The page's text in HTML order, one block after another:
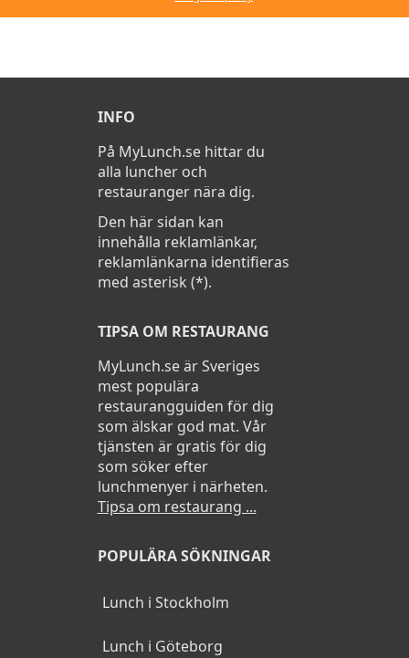
INFO
På MyLunch.se hittar du
alla luncher och
restauranger nära dig.
Den här sidan kan
innehålla reklamlänkar,
reklamlänkarna identifieras
med asterisk (*).
TIPSA OM RESTAURANG
MyLunch.se är Sveriges
mest populära
restaurangguiden för dig
som älskar god mat. Vår
tjänsten är gratis för dig
som söker efter
lunchmenyer i närheten.
Tipsa om restaurang ...
POPULÄRA SÖKNINGAR
Lunch i Stockholm
Lunch i Göteborg